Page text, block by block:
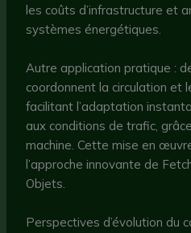
les coûts d’infrastructure et
systèmes énergétiques.
Autre application pratique :
coordonnent la circulation et
facilitant l’adaptation
aux conditions de trafic,
machine. Cette mise en
l’approche innovante de
Objets.
Perspectives d’évolution du